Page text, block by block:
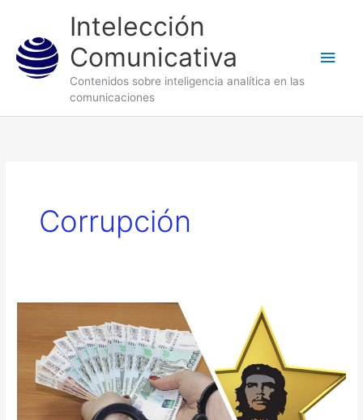
contenido
Intelección
Comunicativa
Contenidos sobre inteligencia analítica en las
comunicaciones
Corrupción
Paulo